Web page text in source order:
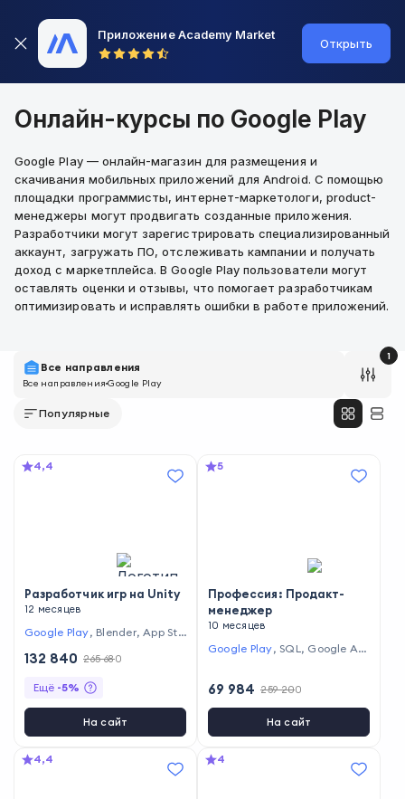
Приложение Academy Market
Открыть
Онлайн-курсы по Google Play
Google Play — онлайн-магазин для размещения и
скачивания мобильных приложений для Android. С помощью
площадки программисты, интернет-маркетологи, product-
менеджеры могут продвигать созданные приложения.
Разработчики могут зарегистрировать специализированный
аккаунт, загружать ПО, отслеживать кампании и получать
доход с маркетплейса. В Google Play пользователи могут
оставлять оценки и отзывы, что помогает разработчикам
оптимизировать и исправлять ошибки в работе приложений.
Все направления
Все направленияGoogle Play
1
Популярные
4,4
Разработчик игр на Unity
12 месяцев
Google Play, Blender,App Sto
Git, Slack, Visual Studio Code
132 840 265 680
Ещё -5%
На сайт
5
Профессия: Продакт-
менеджер
10 месяцев
Google Play,SQL, Google An
69 984 259 200
На сайт
4,4 4